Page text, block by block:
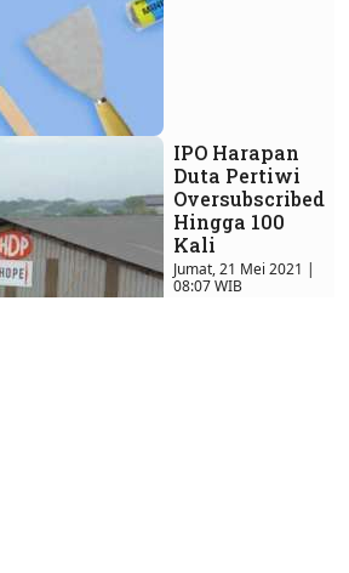
IPO Harapan
Duta Pertiwi
Oversubscribed
Hingga 100
Kali
Jumat, 21 Mei 2021 |
08:07 WIB